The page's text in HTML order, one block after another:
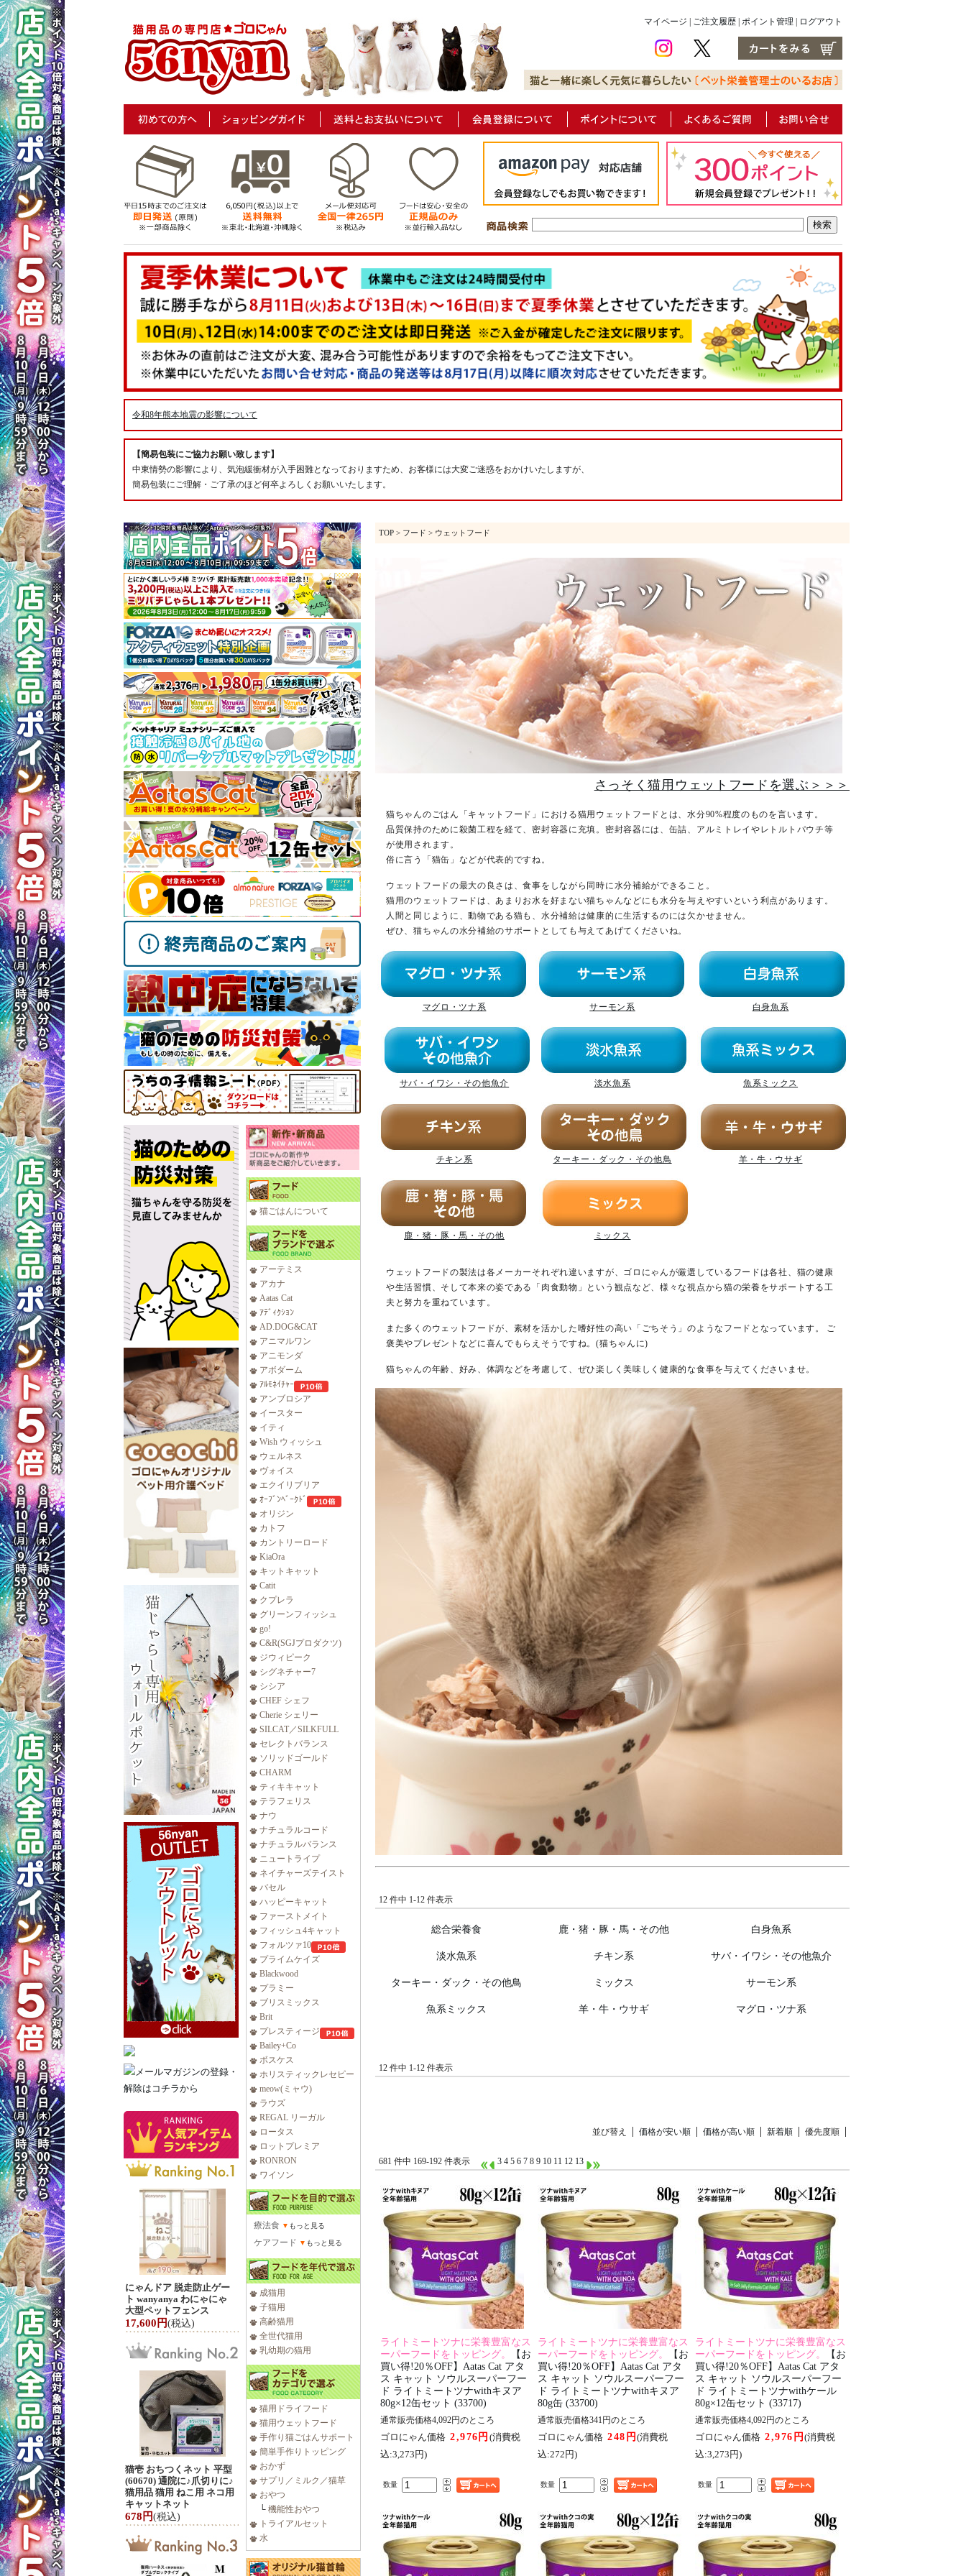
マイページ ご注文履歴 ポイント管理 ログアウト
令和8年熊本地震の影響について
【簡易包装にご協力お願い致します】
中東情勢の影響により、気泡緩衝材が入手困難となっておりますため、お客様には大変ご迷惑をおかけいたしますが、
簡易包装にご理解・ご了承のほど何卒よろしくお願いいたします。
にゃんドア 脱走防止ゲー
ト wanyanya わにゃにゃ
大型ペットフェンス
17,600円(税込)
猫壱 おちつくネット 平型
(60670) 通院に♪爪切りに♪
猫用品 猫用 ねこ用 ネコ用
キャットネット
678円(税込)
猫ごはんについて
アーテミス
アカナ
Aatas Cat
ｱﾃﾞｨｸｼｮﾝ
AD.DOG&CAT
アニマルワン
アニモンダ
アボダーム
ｱﾙﾓﾈｲﾁｬｰ
アンブロシア
イースター
イティ
Wish ウィッシュ
ウェルネス
ヴォイス
エクイリブリア
ｵｰﾌﾞﾝﾍﾞｰｸﾄﾞ
オリジン
カトフ
カントリーロード
KiaOra
キットキャット
Catit
クプレラ
グリーンフィッシュ
go!
C&R(SGJプロダクツ)
ジウィピーク
シグネチャー7
シシア
CHEF シェフ
Cherie シェリー
SILCAT／SILKFULL
セレクトバランス
ソリッドゴールド
CHARM
ティキキャット
テラフェリス
ナウ
ナチュラルコード
ナチュラルバランス
ニュートライプ
ネイチャーズテイスト
バセル
ハッピーキャット
ファーストメイト
フィッシュ4キャット
フォルツァ10
プライムケイズ
Blackwood
プラミー
ブリスミックス
Brit
プレスティージ
Bailey+Co
ボスケス
ホリスティックレセピー
meow(ミャウ)
ラウズ
REGAL リーガル
ロータス
ロットプレミア
RONRON
ワイソン
療法食 ▼ もっと見る
ケアフード ▼ もっと見る
成猫用
子猫用
高齢猫用
全世代猫用
乳幼期の猫用
猫用ドライフード
猫用ウェットフード
手作り猫ごはんサポート
簡単手作りトッピング
おかず
サプリ／ミルク／猫草
おやつ
└ 機能性おやつ
トライアルセット
水
TOP > フード > ウェットフード
さっそく猫用ウェットフードを選ぶ＞＞＞
猫ちゃんのごはん「キャットフード」における猫用ウェットフードとは、水分90%程度のものを言います。
品質保持のために殺菌工程を経て、密封容器に充填。密封容器には、缶詰、アルミトレイやレトルトパウチ等
が使用されます。
俗に言う「猫缶」などが代表的ですね。
ウェットフードの最大の良さは、食事をしながら同時に水分補給ができること。
猫用のウェットフードは、あまりお水を好まない猫ちゃんなどにも水分を与えやすいという利点があります。
人間と同じように、動物である猫も、水分補給は健康的に生活するのには欠かせません。
ぜひ、猫ちゃんの水分補給のサポートとしても与えてあげてくださいね。
マグロ・ツナ系 サーモン系 白身魚系
サバ・イワシ・その他魚介 淡水魚系 魚系ミックス
チキン系 ターキー・ダック・その他鳥 羊・牛・ウサギ
鹿・猪・豚・馬・その他 ミックス
ウェットフードの製法は各メーカーそれぞれ違いますが、ゴロにゃんが厳選しているフードは各社、猫の健康
や生活習慣、そして本来の姿である「肉食動物」という観点など、様々な視点から猫の栄養をサポートする工
夫と努力を重ねています。
また多くのウェットフードが、素材を活かした嗜好性の高い「ごちそう」のようなフードとなっています。 ご
褒美やプレゼントなどに喜んでもらえそうですね。(猫ちゃんに)
猫ちゃんの年齢、好み、体調などを考慮して、ぜひ楽しく美味しく健康的な食事を与えてくださいませ。
12 件中 1-12 件表示
総合栄養食 鹿・猪・豚・馬・その他 白身魚系
淡水魚系 チキン系 サバ・イワシ・その他魚介
ターキー・ダック・その他鳥 ミックス サーモン系
魚系ミックス 羊・牛・ウサギ マグロ・ツナ系
12 件中 1-12 件表示
並び替え 価格が安い順 価格が高い順 新着順 優先度順
681 件中 169-192 件表示 3 4 5 6 7 8 9 10 11 12 13
ライトミートツナに栄養豊富なス
ーパーフードをトッピング。
【お
買い得!20％OFF】Aatas Cat アタ
ス キャット ソウルスーパーフー
ド ライトミートツナwithキヌア
80g×12缶セット (33700)
通常販売価格4,092円のところ
ゴロにゃん価格 2,976円 (消費税
込:3,273円)
数量
ライトミートツナに栄養豊富なス
ーパーフードをトッピング。
【お
買い得!20％OFF】Aatas Cat アタ
ス キャット ソウルスーパーフー
ド ライトミートツナwithキヌア
80g缶 (33700)
通常販売価格341円のところ
ゴロにゃん価格 248円(消費税
込:272円)
数量
ライトミートツナに栄養豊富なス
ーパーフードをトッピング。
【お
買い得!20％OFF】Aatas Cat アタ
ス キャット ソウルスーパーフー
ド ライトミートツナwithケール
80g×12缶セット (33717)
通常販売価格4,092円のところ
ゴロにゃん価格 2,976円(消費税
込:3,273円)
数量